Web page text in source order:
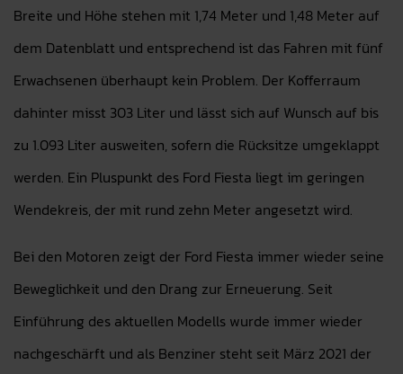
Breite und Höhe stehen mit 1,74 Meter und 1,48 Meter auf
dem Datenblatt und entsprechend ist das Fahren mit fünf
Erwachsenen überhaupt kein Problem. Der Kofferraum
dahinter misst 303 Liter und lässt sich auf Wunsch auf bis
zu 1.093 Liter ausweiten, sofern die Rücksitze umgeklappt
werden. Ein Pluspunkt des Ford Fiesta liegt im geringen
Wendekreis, der mit rund zehn Meter angesetzt wird.
Bei den Motoren zeigt der Ford Fiesta immer wieder seine
Beweglichkeit und den Drang zur Erneuerung. Seit
Einführung des aktuellen Modells wurde immer wieder
nachgeschärft und als Benziner steht seit März 2021 der